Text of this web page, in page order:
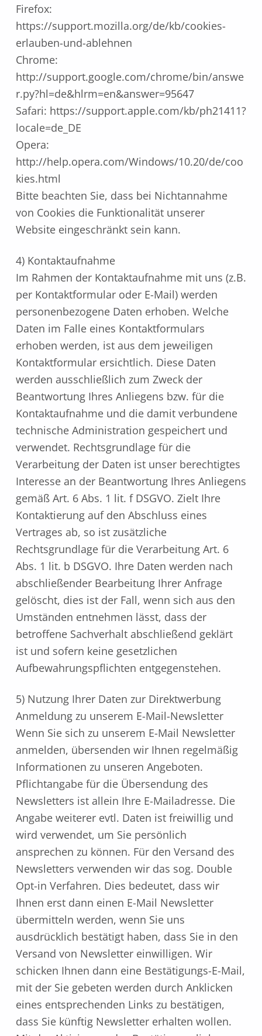
Firefox:
https://support.mozilla.org/de/kb/cookies-
erlauben-und-ablehnen
Chrome:
http://support.google.com/chrome/bin/answe
r.py?hl=de&hlrm=en&answer=95647
Safari: https://support.apple.com/kb/ph21411?
locale=de_DE
Opera:
http://help.opera.com/Windows/10.20/de/coo
kies.html
Bitte beachten Sie, dass bei Nichtannahme
von Cookies die Funktionalität unserer
Website eingeschränkt sein kann.
4) Kontaktaufnahme
Im Rahmen der Kontaktaufnahme mit uns (z.B.
per Kontaktformular oder E-Mail) werden
personenbezogene Daten erhoben. Welche
Daten im Falle eines Kontaktformulars
erhoben werden, ist aus dem jeweiligen
Kontaktformular ersichtlich. Diese Daten
werden ausschließlich zum Zweck der
Beantwortung Ihres Anliegens bzw. für die
Kontaktaufnahme und die damit verbundene
technische Administration gespeichert und
verwendet. Rechtsgrundlage für die
Verarbeitung der Daten ist unser berechtigtes
Interesse an der Beantwortung Ihres Anliegens
gemäß Art. 6 Abs. 1 lit. f DSGVO. Zielt Ihre
Kontaktierung auf den Abschluss eines
Vertrages ab, so ist zusätzliche
Rechtsgrundlage für die Verarbeitung Art. 6
Abs. 1 lit. b DSGVO. Ihre Daten werden nach
abschließender Bearbeitung Ihrer Anfrage
gelöscht, dies ist der Fall, wenn sich aus den
Umständen entnehmen lässt, dass der
betroffene Sachverhalt abschließend geklärt
ist und sofern keine gesetzlichen
Aufbewahrungspflichten entgegenstehen.
5) Nutzung Ihrer Daten zur Direktwerbung
Anmeldung zu unserem E-Mail-Newsletter
Wenn Sie sich zu unserem E-Mail Newsletter
anmelden, übersenden wir Ihnen regelmäßig
Informationen zu unseren Angeboten.
Pflichtangabe für die Übersendung des
Newsletters ist allein Ihre E-Mailadresse. Die
Angabe weiterer evtl. Daten ist freiwillig und
wird verwendet, um Sie persönlich
ansprechen zu können. Für den Versand des
Newsletters verwenden wir das sog. Double
Opt-in Verfahren. Dies bedeutet, dass wir
Ihnen erst dann einen E-Mail Newsletter
übermitteln werden, wenn Sie uns
ausdrücklich bestätigt haben, dass Sie in den
Versand von Newsletter einwilligen. Wir
schicken Ihnen dann eine Bestätigungs-E-Mail,
mit der Sie gebeten werden durch Anklicken
eines entsprechenden Links zu bestätigen,
dass Sie künftig Newsletter erhalten wollen.